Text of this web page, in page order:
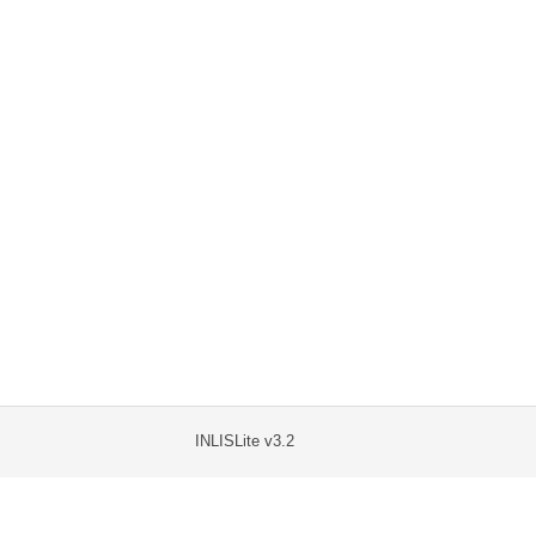
INLISLite v3.2